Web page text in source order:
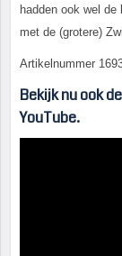
hadden ook wel
met de (grotere)
Artikelnummer
Bekijk nu ook
YouTube.